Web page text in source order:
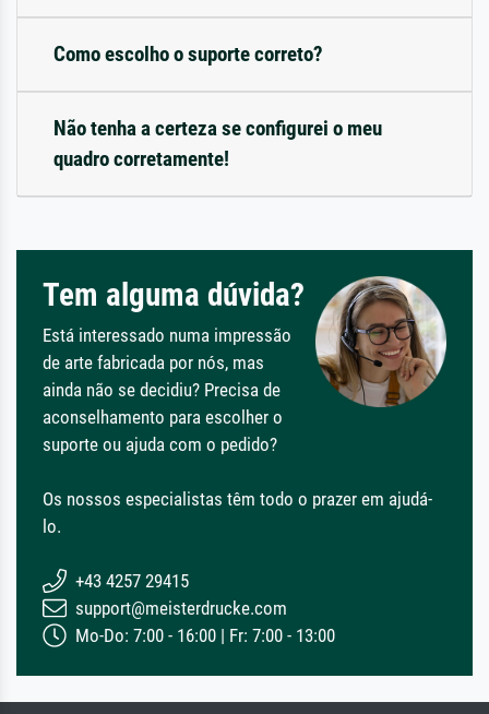
Como escolho o suporte correto?
Não tenha a certeza se configurei o meu
quadro corretamente!
Tem alguma dúvida?
Está interessado numa impressão
de arte fabricada por nós, mas
ainda não se decidiu? Precisa de
aconselhamento para escolher o
suporte ou ajuda com o pedido?
Os nossos especialistas têm todo o prazer em ajudá-
lo.
+43 4257 29415
support@meisterdrucke.com
Mo-Do: 7:00 - 16:00 | Fr: 7:00 - 13:00